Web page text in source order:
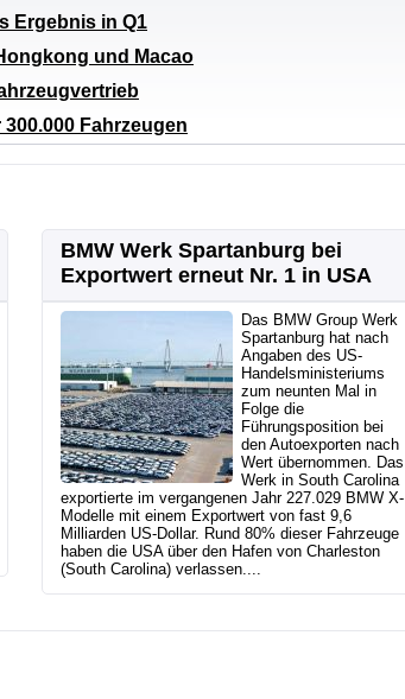
Ergebnis in Q1
und Macao
Fahrzeugen
BMW Werk Spartanburg bei
Exportwert erneut Nr. 1 in USA
Das BMW Group Werk
Spartanburg hat nach
Angaben des US-
Handelsministeriums
zum neunten Mal in
Folge die
Führungsposition bei
den Autoexporten nach
Wert übernommen. Das
Werk in South Carolina
exportierte im vergangenen Jahr 227.029 BMW X-
Modelle mit einem Exportwert von fast 9,6
Milliarden US-Dollar. Rund 80% dieser Fahrzeuge
haben die USA über den Hafen von Charleston
(South Carolina) verlassen....